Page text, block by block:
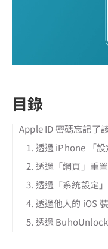
目錄
Apple ID 密碼忘記了
1. 透過 iPhone 「
2. 透過「網頁」重
3. 透過「系統設定
4. 透過他人的 iOS
5. 透過